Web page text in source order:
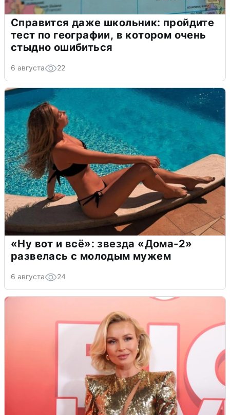
Справится даже школьник: пройдите
тест по географии, в котором очень
стыдно ошибиться
6 августа 22
«Ну вот и всё»: звезда «Дома-2»
развелась с молодым мужем
6 августа 24